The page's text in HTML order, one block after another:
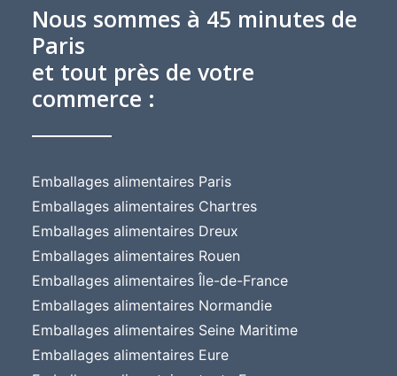
Nous sommes à 45 minutes de
Paris
et tout près de votre
commerce :
Emballages alimentaires Paris
Emballages alimentaires Chartres
Emballages alimentaires Dreux
Emballages alimentaires Rouen
Emballages alimentaires Île-de-France
Emballages alimentaires Normandie
Emballages alimentaires Seine Maritime
Emballages alimentaires Eure